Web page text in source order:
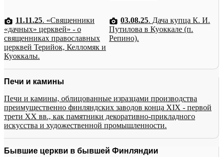
11.11.25. «Священники
«дачных» церквей» - о
священниках православных
церквей Терийок, Келломяк и
Куоккалы.
03.08.25. Дача купца К. И.
Путилова в Куоккале (п.
Репино).
Печи и камины
Печи и камины, облицованные изразцами производства
преимущественно финляндских заводов конца XIX - первой
трети XX вв., как памятники декоративно-прикладного
искусства и художественной промышленности.
Бывшие церкви в бывшей Финляндии